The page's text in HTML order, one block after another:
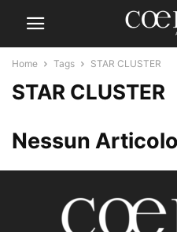
Home Tags STAR CLUSTER
STAR CLUSTER
Nessun